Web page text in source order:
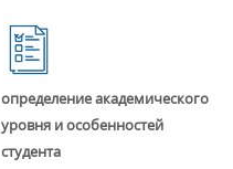
определение академического
уровня и особенностей
студента